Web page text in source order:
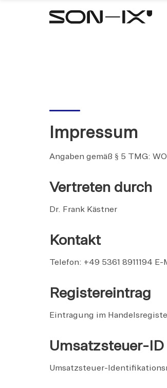
Impressum
Angaben gemäß § 5 TMG:
Vertreten durch
Dr. Frank Kästner
Kontakt
Telefon: +49 5361 8911194 E-
Registereintrag
Eintragung im
Umsatzsteuer-ID
Umsatzsteuer-